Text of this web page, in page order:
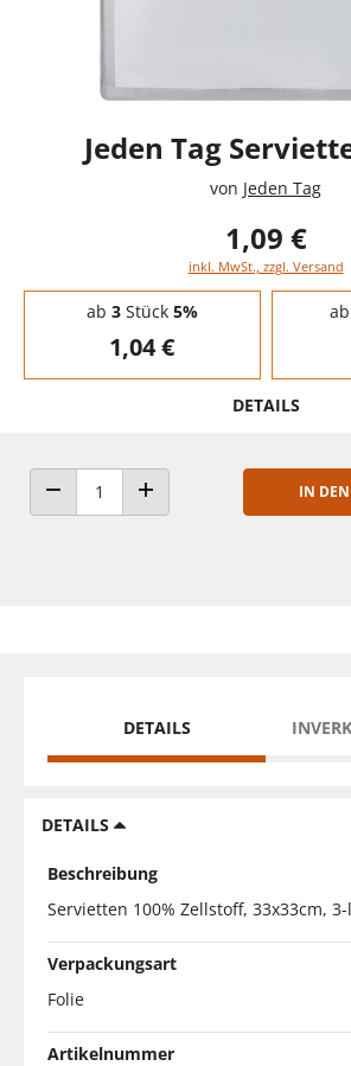
Jeden Tag
von Jeden Tag
1,09 €
inkl. MwSt., zzgl. Versand
Staffelpreise - Mengenrabatt
ab 3Stück 5%
1,04 €
ab
DETAILS
ANZAHL VERRINGERNANZAHL ERHÖHEN
IN
DETAILS
DETAILS
Beschreibung
Servietten 100% Zellstoff, 33x33cm,
Verpackungsart
Folie
Artikelnummer